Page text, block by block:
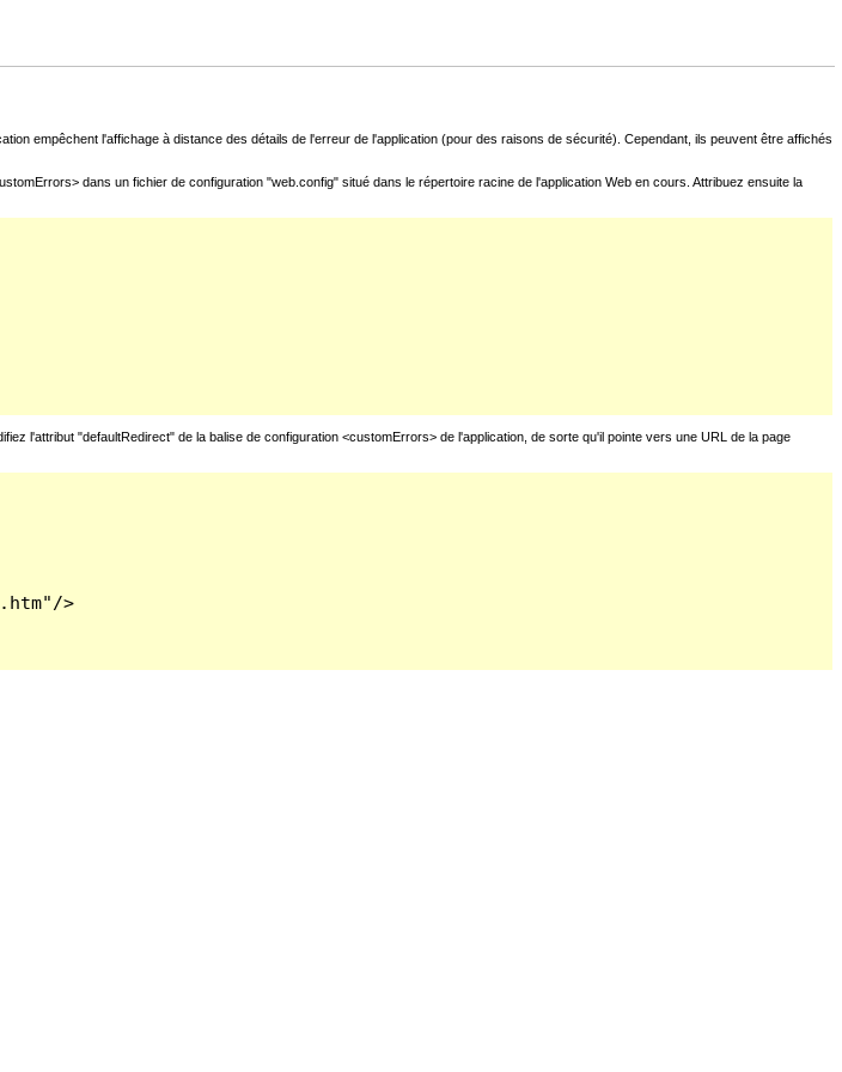
empêchent l'affichage à distance des détails de l'erreur de l'application (pour des raisons de sécurité). Cependant, ils peuvent être affichés
dans un fichier de configuration "web.config" situé dans le répertoire racine de l'application Web en cours. Attribuez ensuite la
l'attribut "defaultRedirect" de la balise de configuration <customErrors> de l'application, de sorte qu'il pointe vers une URL de la page
>